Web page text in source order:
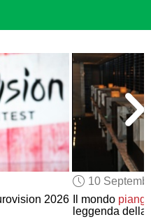
LICENSES
LANGUAGES
US
COLORS
2026
10
Il mondo
leggenda della